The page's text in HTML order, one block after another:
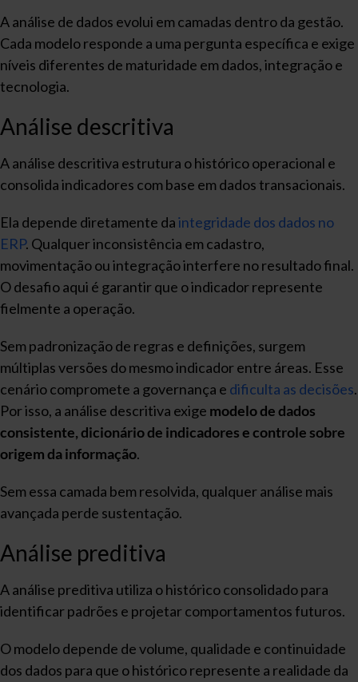
A análise de dados evolui em camadas dentro da gestão.
Cada modelo responde a uma pergunta específica e exige
níveis diferentes de maturidade em dados, integração e
tecnologia.
Análise descritiva
A análise descritiva estrutura o histórico operacional e
consolida indicadores com base em dados transacionais.
Ela depende diretamente daintegridade dos dados no
ERP. Qualquer inconsistência em cadastro,
movimentação ou integração interfere no resultado final.
O desafio aqui é garantir que o indicador represente
fielmente a operação.
Sem padronização de regras e definições, surgem
múltiplas versões do mesmo indicador entre áreas. Esse
cenário compromete a governança e dificulta as decisões.
Por isso, a análise descritiva exige modelo de dados
consistente, dicionário de indicadores e controle sobre
origem da informação.
Sem essa camada bem resolvida, qualquer análise mais
avançada perde sustentação.
Análise preditiva
A análise preditiva utiliza o histórico consolidado para
identificar padrões e projetar comportamentos futuros.
O modelo depende de volume, qualidade e continuidade
dos dados para que o histórico represente a realidade da